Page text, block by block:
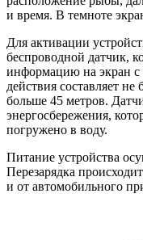
и время. В темноте
Для активации
беспроводной датчик,
информацию на экран
действия составляет
больше 45 метров.
энергосбережения,
погружено в воду.
Питание устройства
Перезарядка
и от автомобильного